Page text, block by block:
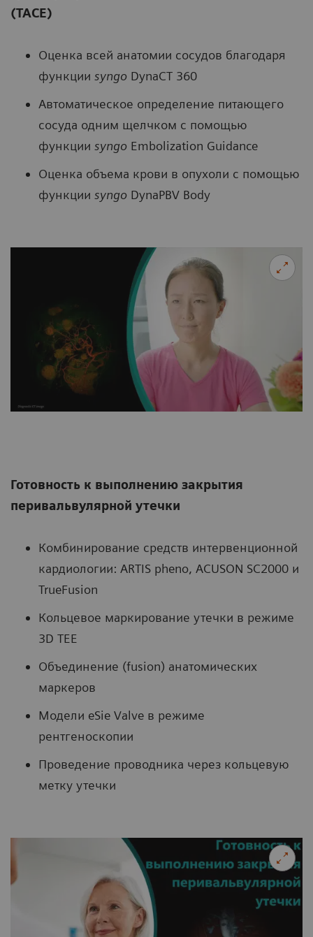
(TACE)
Оценка всей анатомии сосудов благодаря
функции syngo DynaCT 360
Автоматическое определение питающего
сосуда одним щелчком с помощью
функции syngo Embolization Guidance
Оценка объема крови в опухоли с помощью
функции syngo DynaPBV Body
Готовность к выполнению закрытия
перивальвулярной утечки
Комбинирование средств интервенционной
кардиологии: ARTIS pheno, ACUSON SC2000 и
TrueFusion
Кольцевое маркирование утечки в режиме
3D TEE
Объединение (fusion) анатомических
маркеров
Модели eSie Valve в режиме
рентгеноскопии
Проведение проводника через кольцевую
метку утечки